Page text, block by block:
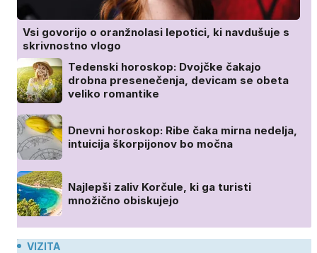
Vsi govorijo o oranžnolasi lepotici, ki navdušuje s
skrivnostno vlogo
Tedenski horoskop: Dvojčke čakajo
drobna presenečenja, devicam se obeta
veliko romantike
Dnevni horoskop: Ribe čaka mirna nedelja,
intuicija škorpijonov bo močna
Najlepši zaliv Korčule, ki ga turisti
množično obiskujejo
VIZITA